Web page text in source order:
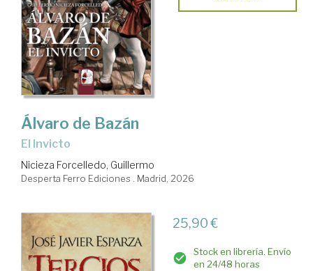
El
ejército
Álvaro de Bazán
El Invicto
Nicieza Forcelledo, Guillermo
Desperta Ferro Ediciones . Madrid, 2026
25,90 €
Stock en librería. Envío
en 24/48 horas